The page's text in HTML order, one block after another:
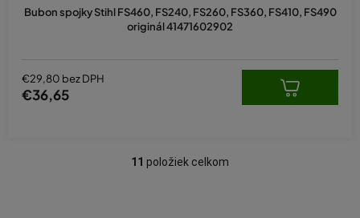
Bubon spojky Stihl FS460, FS240, FS260, FS360, FS410, FS490
originál 41471602902
€29,80 bez DPH
€36,65
O
11 položiek celkom